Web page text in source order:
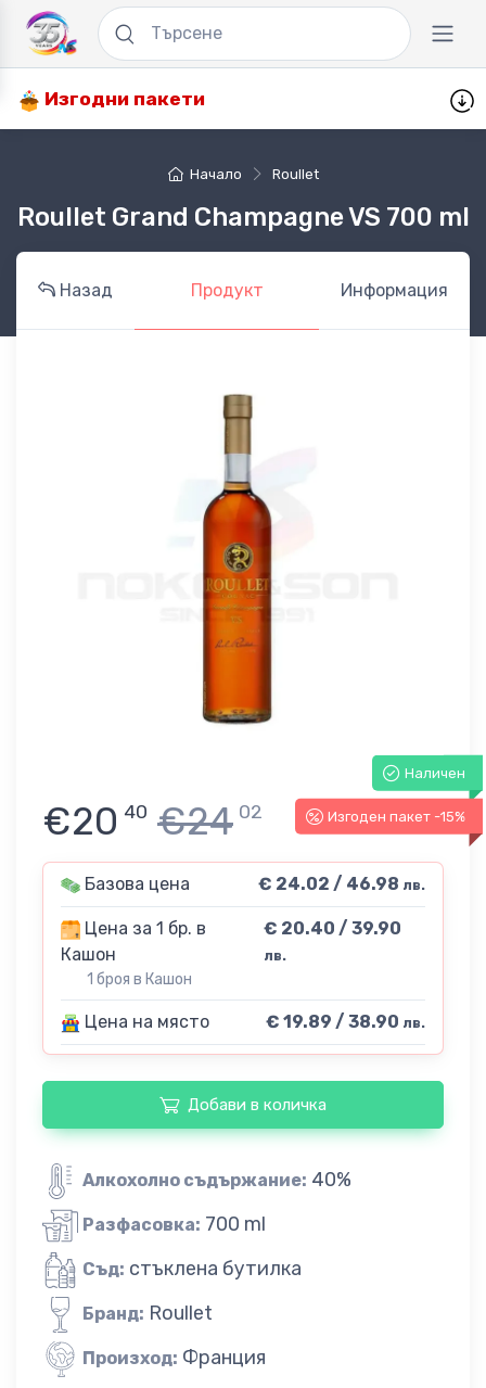
Изгодни пакети
Начало Roullet
Roullet Grand Champagne VS 700 ml
Назад Продукт Информация
Наличен
Изгоден пакет -15%
€20 40 €24 02
Базова цена € 24.02 / 46.98 лв.
Цена за 1 бр. в
Кашон
1 броя в Кашон
€ 20.40 / 39.90
лв.
Цена на място € 19.89 / 38.90 лв.
Добави в количка
Алкохолно съдържание: 40%
Разфасовка: 700 ml
Съд: стъклена бутилка
Бранд: Roullet
Произход: Франция